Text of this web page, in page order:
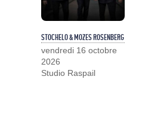
STOCHELO & MOZES ROSENBERG
vendredi 16 octobre
2026
Studio Raspail